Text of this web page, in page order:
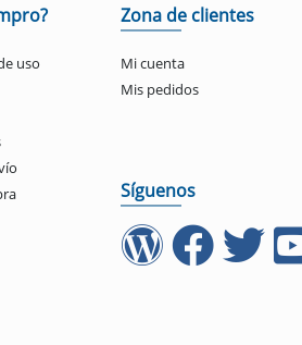
uso
Zona de clientes
Mi cuenta
Mis pedidos
Síguenos